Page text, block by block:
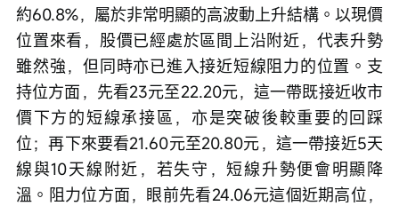
約60.8%，屬於非常明顯的高波動上升結構。以現價
位置來看，股價已經處於區間上沿附近，代表升勢
雖然強，但同時亦已進入接近短線阻力的位置。支
持位方面，先看23元至22.20元，這一帶既接近收市
價下方的短線承接區，亦是突破後較重要的回踩
位；再下來要看21.60元至20.80元，這一帶接近5天
線與10天線附近，若失守，短線升勢便會明顯降
溫。阻力位方面，眼前先看24.06元這個近期高位，